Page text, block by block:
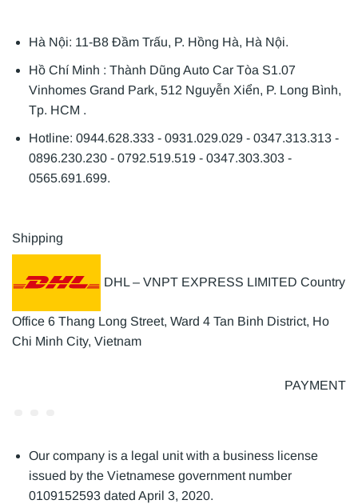
Hà Nội: 11-B8 Đầm Trấu, P. Hồng Hà, Hà Nội.
Hồ Chí Minh : Thành Dũng Auto Car Tòa S1.07
Vinhomes Grand Park, 512 Nguyễn Xiển, P. Long Bình,
Tp. HCM .
Hotline: 0944.628.333 - 0931.029.029 - 0347.313.313 -
0896.230.230 - 0792.519.519 - 0347.303.303 -
0565.691.699.
Shipping
DHL – VNPT EXPRESS LIMITED Country
Office 6 Thang Long Street, Ward 4 Tan Binh District, Ho
Chi Minh City, Vietnam
PAYMENT
Our company is a legal unit with a business license
issued by the Vietnamese government number
0109152593 dated April 3, 2020.